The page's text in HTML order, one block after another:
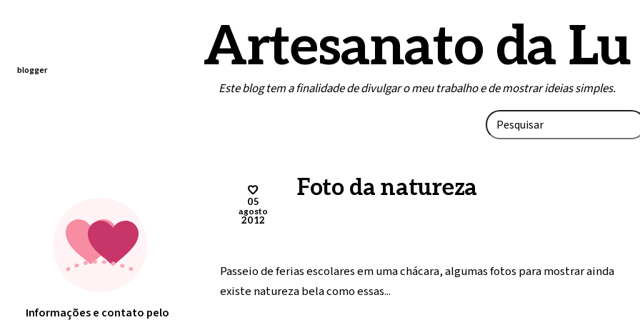
blogger Artesanato da Lu
Este blog tem a finalidade de divulgar o meu trabalho e de mostrar ideias simples.
Informações e contato pelo
Foto da natureza
05
agosto
2012
Passeio de ferias escolares em uma chácara, algumas fotos para mostrar ainda
existe natureza bela como essas...